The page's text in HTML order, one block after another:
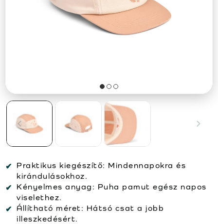
Praktikus kiegészítő: Mindennapokra és
kirándulásokhoz.
Kényelmes anyag: Puha pamut egész napos
viselethez.
Állítható méret: Hátsó csat a jobb
illeszkedésért.